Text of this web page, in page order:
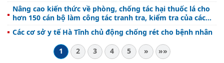
Nâng cao kiến thức về phòng, chống tác hại thuốc lá cho
hơn 150 cán bộ làm công tác tranh tra, kiểm tra của các
đơn vị
Các cơ sở y tế Hà Tĩnh chủ động chống rét cho bệnh nhân
1
2 3 4 5 » »»